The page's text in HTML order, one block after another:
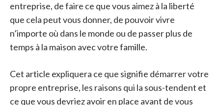
entreprise, de faire ce que vous aimez à la liberté
que cela peut vous donner, de pouvoir vivre
n’importe où dans le monde ou de passer plus de
temps à la maison avec votre famille.
Cet article expliquera ce que signifie démarrer votre
propre entreprise, les raisons qui la sous-tendent et
ce que vous devriez avoir en place avant de vous